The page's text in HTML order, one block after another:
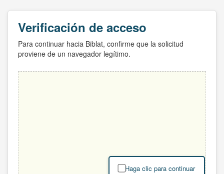
Verificación de acceso
Para continuar hacia Biblat, confirme que la solicitud
proviene de un navegador legítimo.
Haga clic para continuar